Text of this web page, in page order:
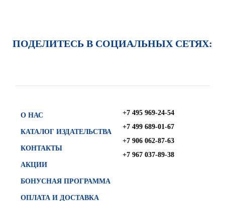
ПОДЕЛИТЕСЬ В СОЦИАЛЬНЫХ СЕТЯХ:
О НАС
КАТАЛОГ ИЗДАТЕЛЬСТВА
КОНТАКТЫ
АКЦИИ
БОНУСНАЯ ПРОГРАММА
ОПЛАТА И ДОСТАВКА
+7 495 969-24-54
+7 499 689-01-67
+7 906 062-87-63
+7 967 037-89-38